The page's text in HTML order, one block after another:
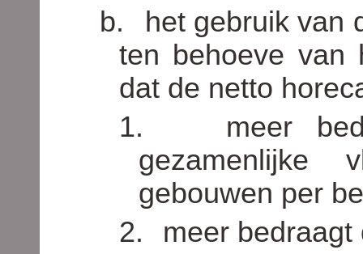
b.
het gebruik van
ten behoeve van
dat de netto
1.
meer
gezamenlijke
gebouwen per
2.
meer bedraagt